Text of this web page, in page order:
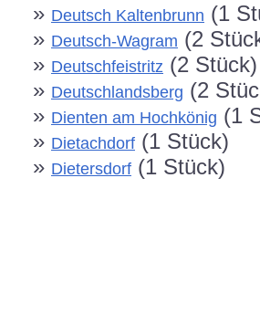
» Deutsch Kaltenbrunn (1
» Deutsch-Wagram (2
» Deutschfeistritz (2 Stück)
» Deutschlandsberg (2
» Dienten am Hochkönig (1
» Dietachdorf (1 Stück)
» Dietersdorf (1 Stück)